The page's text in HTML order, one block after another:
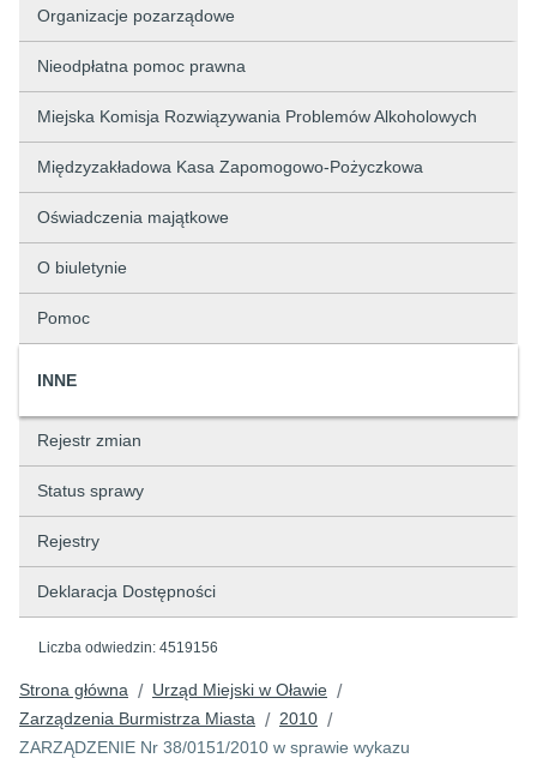
Organizacje pozarządowe
Nieodpłatna pomoc prawna
Miejska Komisja Rozwiązywania Problemów Alkoholowych
Międzyzakładowa Kasa Zapomogowo-Pożyczkowa
Oświadczenia majątkowe
O biuletynie
Pomoc
INNE
Rejestr zmian
Status sprawy
Rejestry
Deklaracja Dostępności
Liczba odwiedzin: 4519156
Strona główna / Urząd Miejski w Oławie /
Zarządzenia Burmistrza Miasta / 2010 /
ZARZĄDZENIE Nr 38/0151/2010 w sprawie wykazu